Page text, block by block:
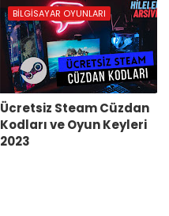
BILGISAYAR OYUNLARI
Ücretsiz Steam Cüzdan
Kodları ve Oyun Keyleri
2023